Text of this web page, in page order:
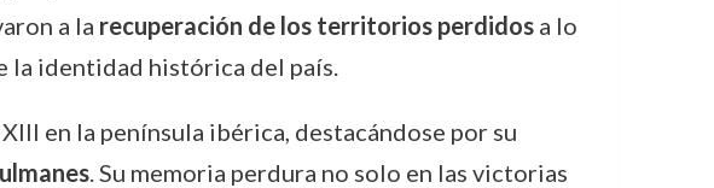
a la recuperación de los territorios perdidosa lo
la identidad histórica del país.
en la península ibérica, destacándose por su
. Su memoria perdura no solo en las victorias